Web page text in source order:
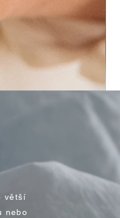
větší
nebo